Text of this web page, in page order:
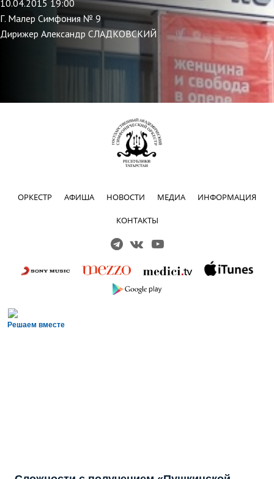
10.04.2015 19:00
Г. Малер Симфония № 9
Дирижер Александр СЛАДКОВСКИЙ
ОРКЕСТР АФИША НОВОСТИ МЕДИА ИНФОРМАЦИЯ
КОНТАКТЫ
Решаем вместе